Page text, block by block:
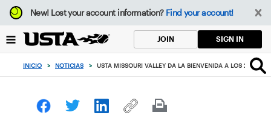
Enfoque
desde
botón
volver
principio
New!Lost your account information? Find your account!
JOIN SIGN IN
INICIO > NOTICIAS > USTA MISSOURI VALLEY DA LA BIENVENIDA A LOS 2023